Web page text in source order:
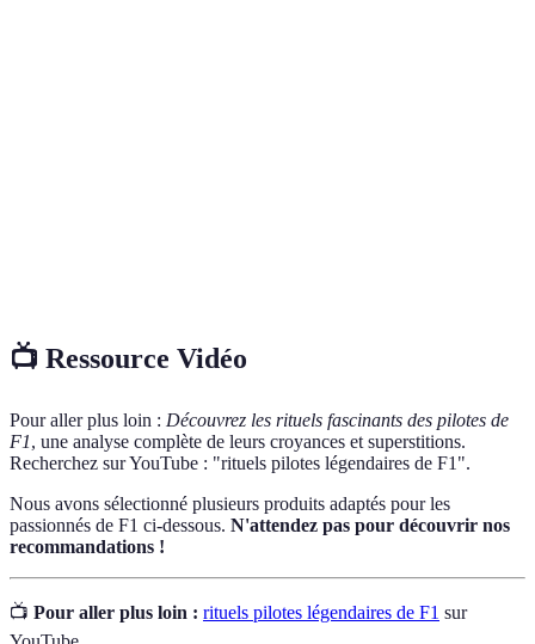
📺 Ressource Vidéo
Pour aller plus loin : Découvrez les rituels fascinants des pilotes de
F1, une analyse complète de leurs croyances et superstitions.
Recherchez sur YouTube : "rituels pilotes légendaires de F1".
Nous avons sélectionné plusieurs produits adaptés pour les
passionnés de F1 ci-dessous. N'attendez pas pour découvrir nos
recommandations !
📺 Pour aller plus loin : rituels pilotes légendaires de F1 sur